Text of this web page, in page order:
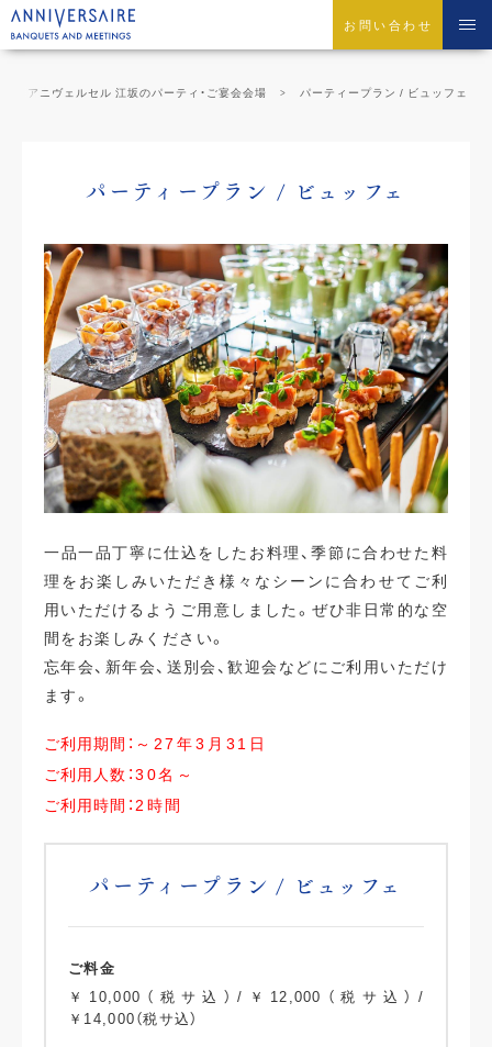
お問い合わせ
アニヴェルセル 江坂のパーティ・ご宴会会場 パーティープラン / ビュッフェ
パーティープラン / ビュッフェ
一品一品丁寧に仕込をしたお料理、季節に合わせた料
理をお楽しみいただき様々なシーンに合わせてご利
用いただけるようご用意しました。ぜひ非日常的な空
間をお楽しみください。
忘年会、新年会、送別会、歓迎会などにご利用いただけ
ます。
ご利用期間： ～27年3月31日
ご利用人数：30名～
ご利用時間：2時間
パーティープラン / ビュッフェ
ご料金
￥10,000（税サ込）/￥12,000（税サ込）/
￥14,000（税サ込）